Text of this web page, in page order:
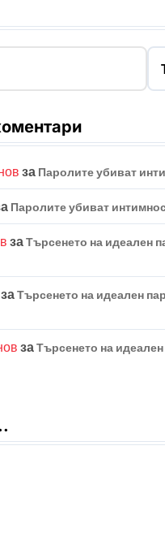
за Паролите убиват
Паролите убиват
заТърсенето на идеален
заТърсенето на идеален
заТърсенето на